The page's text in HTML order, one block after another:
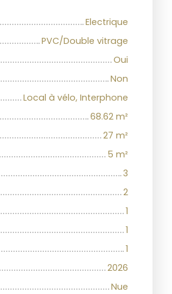
Electrique
PVC/Double vitrage
Oui
Non
Local à vélo, Interphone
68.62 m²
27 m²
5 m²
3
2
1
1
1
2026
Nue